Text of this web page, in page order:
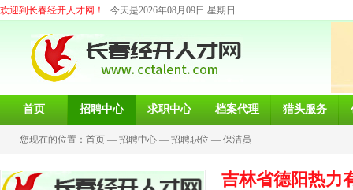
欢迎到长春经开人才网！ 今天是2026年08月09日 星期日
首页 招聘中心 求职中心 档案代理 猎头服务
您现在的位置： 首页 — 招聘中心 — 招聘职位 — 保洁员
吉林省德阳热力